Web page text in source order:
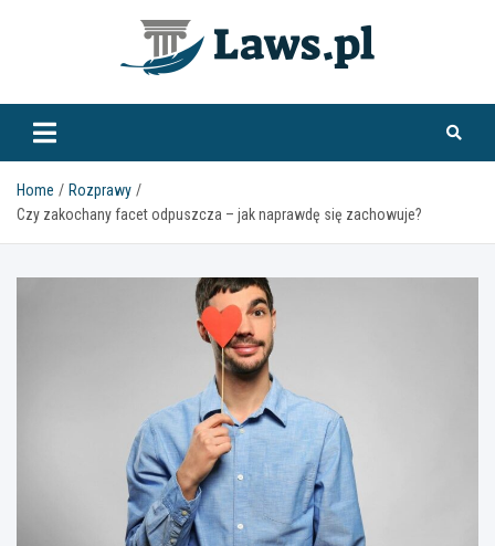
www.laws.pl
Home
Rozprawy
Czy zakochany facet odpuszcza – jak naprawdę się zachowuje?